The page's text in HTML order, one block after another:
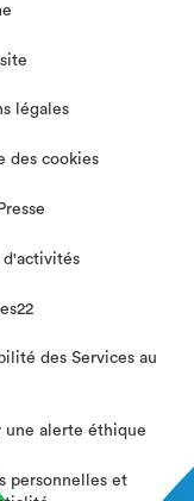
légales
des cookies
d'activités
des Services au
une alerte éthique
personnelles et